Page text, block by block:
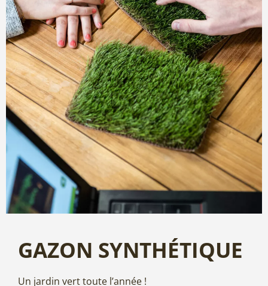
GAZON SYNTHÉTIQUE
Un jardin vert toute l’année !